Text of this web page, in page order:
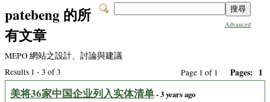
Advanced
patebeng 的所
有文章
MEPO 網站之設計、討論與建議
Page 1 of 1 Pages: 1
Results 1 - 3 of 3
美将36家中国企业列入实体清单- 3 years ago